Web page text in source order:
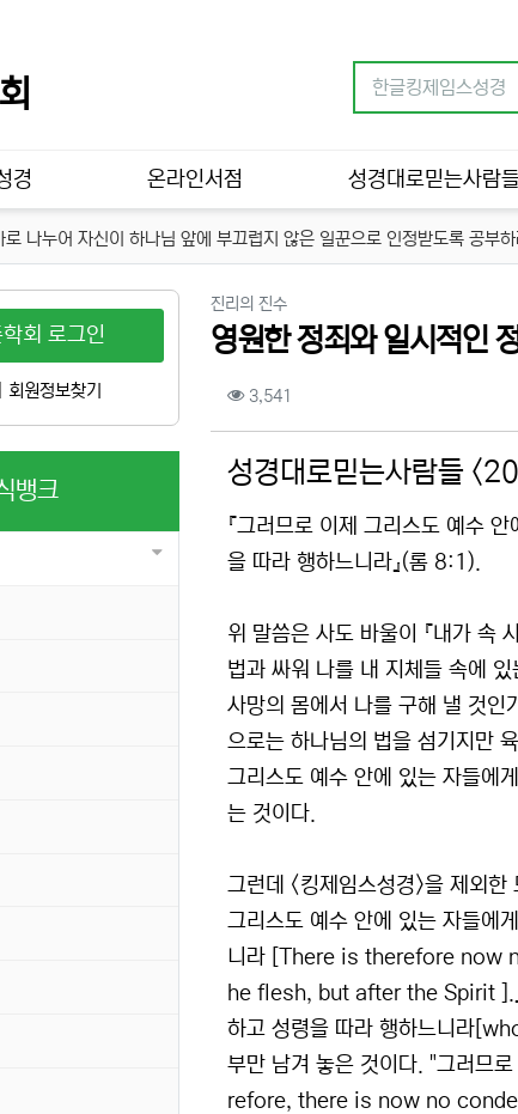
경 온라인서점 성경대로믿는사람
로 나누어 자신이 하나님 앞에 부끄럽지 않은 일꾼으로 인정받도록 공부
진리의 진수분류
영원한 정죄와 일시적인
컨텐츠 정보
3,541
성경대로믿는사람들
『그러므로 이제 그리스도 예수
을 따라 행하느니라』(롬 8:1).
위 말씀은 사도 바울이 『내가 속
법과 싸워 나를 내 지체들 속에
사망의 몸에서 나를 구해 낼 것인
으로는 하나님의 법을 섬기지만
그리스도 예수 안에 있는 자들에
는 것이다.
그런데 <킹제임스성경>을 제외한
그리스도 예수 안에 있는 자들에
니라 [There is therefore
he flesh, but after the Spirit ].』
하고 성령을 따라 행하느니라
부만 남겨 놓은 것이다. "그러므
refore, there is now no
회 로그인
회원정보찾기
뱅크